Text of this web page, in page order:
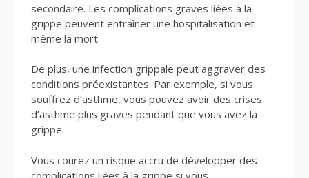
secondaire. Les complications graves liées à la
grippe peuvent entraîner une hospitalisation et
même la mort.
De plus, une infection grippale peut aggraver des
conditions préexistantes. Par exemple, si vous
souffrez d’asthme, vous pouvez avoir des crises
d’asthme plus graves pendant que vous avez la
grippe.
Vous courez un risque accru de développer des
complications liées à la grippe si vous :